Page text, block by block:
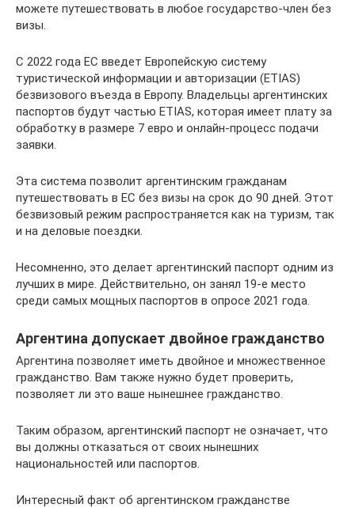
можете путешествовать в любое государство-член без
визы.
С 2022 года ЕС введет Европейскую систему
туристической информации и авторизации (ETIAS)
безвизового въезда в Европу. Владельцы аргентинских
паспортов будут частью ETIAS, которая имеет плату за
обработку в размере 7 евро и онлайн-процесс подачи
заявки.
Эта система позволит аргентинским гражданам
путешествовать в ЕС без визы на срок до 90 дней. Этот
безвизовый режим распространяется как на туризм, так
и на деловые поездки.
Несомненно, это делает аргентинский паспорт одним из
лучших в мире. Действительно, он занял 19-е место
среди самых мощных паспортов в опросе 2021 года.
Аргентина допускает двойное гражданство
Аргентина позволяет иметь двойное и множественное
гражданство. Вам также нужно будет проверить,
позволяет ли это ваше нынешнее гражданство.
Таким образом, аргентинский паспорт не означает, что
вы должны отказаться от своих нынешних
национальностей или паспортов.
Интересный факт об аргентинском гражданстве